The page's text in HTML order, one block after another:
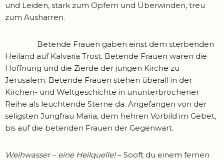
und Leiden, stark zum Opfern und Überwinden, treu
zum Ausharren.
Betende Frauen gaben einst dem sterbenden
Heiland auf Kalvaria Trost. Betende Frauen waren die
Hoffnung und die Zierde der jungen Kirche zu
Jerusalem. Betende Frauen stehen überall in der
Kirchen- und Weltgeschichte in ununterbrochener
Reihe als leuchtende Sterne da. Angefangen von der
seligsten Jungfrau Maria, dem hehren Vorbild im Gebet,
bis auf die betenden Frauen der Gegenwart.
Weihwasser – eine Heilquelle!– Sooft du einem fernen